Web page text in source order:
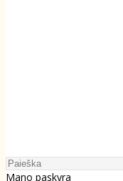
Mano paskyra